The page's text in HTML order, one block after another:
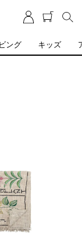
ング キッズ